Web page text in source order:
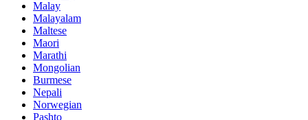
Malay
Malayalam
Maltese
Maori
Marathi
Mongolian
Burmese
Nepali
Norwegian
Pashto